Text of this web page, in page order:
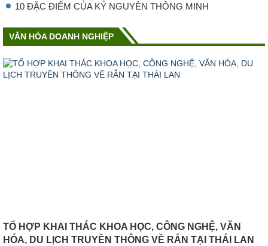
10 ĐẶC ĐIỂM CỦA KỶ NGUYÊN THÔNG MINH
VĂN HÓA DOANH NGHIỆP
TỔ HỢP KHAI THÁC KHOA HỌC, CÔNG NGHỆ, VĂN
HÓA, DU LỊCH TRUYỀN THÔNG VỀ RẮN TẠI THÁI LAN